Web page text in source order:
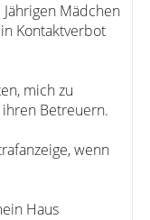
Mädchen
Kontaktverbot
mich zu
Betreuern.
wenn
Haus